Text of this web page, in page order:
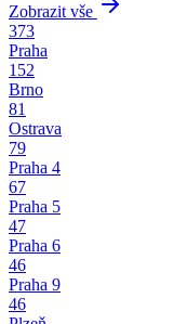
Zobrazit vše
373
Praha
152
Brno
81
Ostrava
79
Praha 4
67
Praha 5
47
Praha 6
46
Praha 9
46